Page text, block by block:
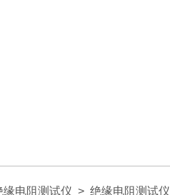
缘电阻测试仪 > 绝缘电阻测试仪